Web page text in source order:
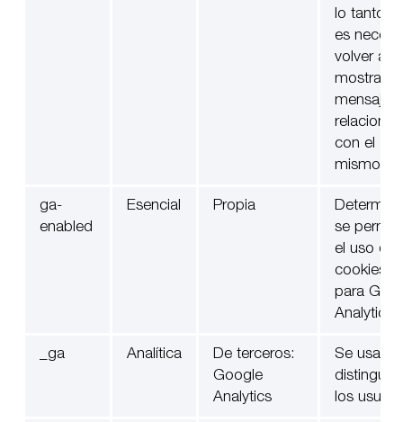
lo tanto
es
volver a
mostrar el
mensaje
con el
mismo.
ga-
enabled
Esencial Propia
se
el uso de
cookies
para
Analytics.
_ga Analítica
De terceros:
Google
Analytics
Se usa
distinguir
los